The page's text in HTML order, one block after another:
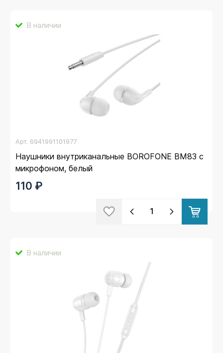
В наличии
Арт. 6941991101977
Наушники внутриканальные BOROFONE BM83 с
микрофоном, белый
110 ₽
В наличии